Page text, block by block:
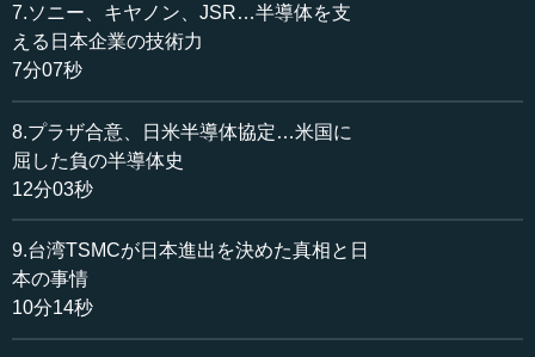
それで小池淳義さんという人がラピダスの社長になりま
したが、日立にいた人で製造の専門家です。この方が次の
ようなことを言っています。2025年までに試作ラインを構
築し、2027年と思われていますが量産ラインを立ち上げる
ということです。今から数年です。それで技術の確立まで2
兆円が必要で、量産ラインの準備に5兆円ぐらいかかると記
者会見で話しました。
それで、どのようにしたらできるのかというと、2022年
の末に提携したIBMは、2021年に2ナノ品の試作に成功しま
した。IBMは今、半導体を作っていません。試作は本当の実
験だと思います。これを量産するのはすごく大変なこと
で、TSMCはこれを作るのに100万枚ロスしているといわれ
7.ソニー、キヤノン、JSR…半導体を支
える日本企業の技術力
7分07秒
8.プラザ合意、日米半導体協定…米国に
屈した負の半導体史
12分03秒
9.台湾TSMCが日本進出を決めた真相と日
本の事情
10分14秒